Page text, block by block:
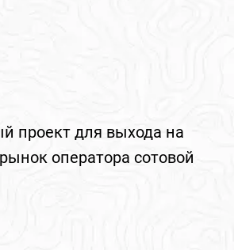
проект для выхода на
оператора сотовой